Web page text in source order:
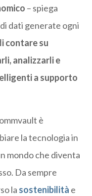
– spiega
dati generate ogni
contare su
analizzarli e
a supporto
è
la tecnologia in
mondo che diventa
Da sempre
la sostenibilità e